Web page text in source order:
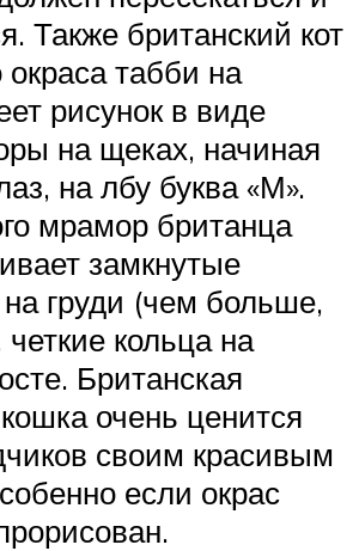
Также британский кот
табби на
рисунок в виде
на щеках, начиная
на лбу буква «М».
мрамор британца
замкнутые
груди (чем больше,
кольца на
Британская
очень ценится
своим красивым
если окрас